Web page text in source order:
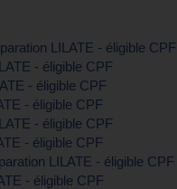
LILATE - éligible CPF
- éligible CPF
- éligible CPF
- éligible CPF
- éligible CPF
- éligible CPF
LILATE - éligible CPF
- éligible CPF